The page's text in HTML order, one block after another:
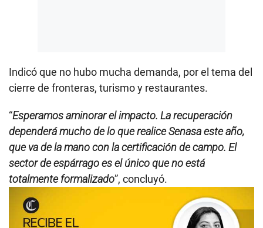
Indicó que no hubo mucha demanda, por el tema del
cierre de fronteras, turismo y restaurantes.
“Esperamos aminorar el impacto. La recuperación
dependerá mucho de lo que realice Senasa este año,
que va de la mano con la certificación de campo. El
sector de espárrago es el único que no está
totalmente formalizado”, concluyó.